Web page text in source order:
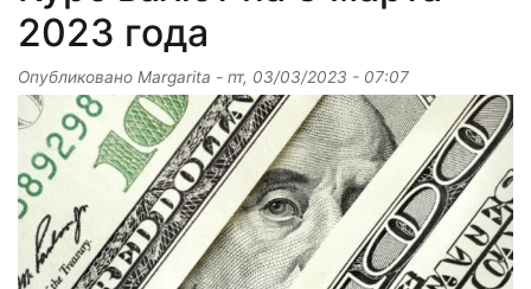
2023 года
Опубликовано Margarita - пт, 03/03/2023 - 07:07